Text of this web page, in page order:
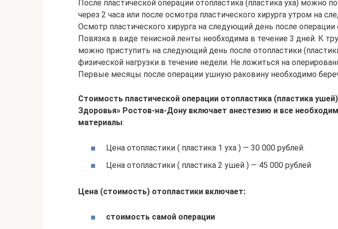
После пластической операции отопластика (пластика уха) можно
через 2 часа или после осмотра пластического хирурга утром на
Осмотр пластического хирурга на следующий день после операции
Повязка в виде тенисной ленты необходима в течение 3 дней. К
можно приступить на следующий день после отопластики
физической нагрузки в течение недели. Не ложиться на
Первые месяцы после операции ушную раковину необходимо
Стоимость пластической операции отопластика (пластика
Здоровья» Ростов-на-Дону включает анестезию и все
материалы:
Цена отопластики ( пластика 1 уха ) — 30 000 рублей.
Цена отопластики ( пластика 2 ушей ) — 45 000 рублей
Цена (стоимость) отопластики включает:
стоимость самой операции